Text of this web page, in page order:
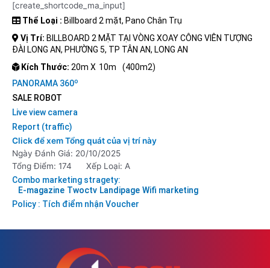
[create_shortcode_ma_input]
Thể Loại : Billboard 2 mặt, Pano Chân Trụ
Vị Trí: BILLBOARD 2 MẶT TẠI VÒNG XOAY CÔNG VIÊN TƯỢNG
ĐÀI LONG AN, PHƯỜNG 5, TP TÂN AN, LONG AN
Kích Thước: 20m X 10m
(400m2)
PANORAMA 360o
SALE ROBOT
Live view camera
Report (traffic)
Click để xem Tổng quát của vị trí này
Ngày Đánh Giá: 20/10/2025
Tổng Điểm: 174
Xếp Loại: A
Combo marketing stragety:
E-magazine Twoctv Landipage Wifi marketing
Policy : Tích điểm nhận Voucher